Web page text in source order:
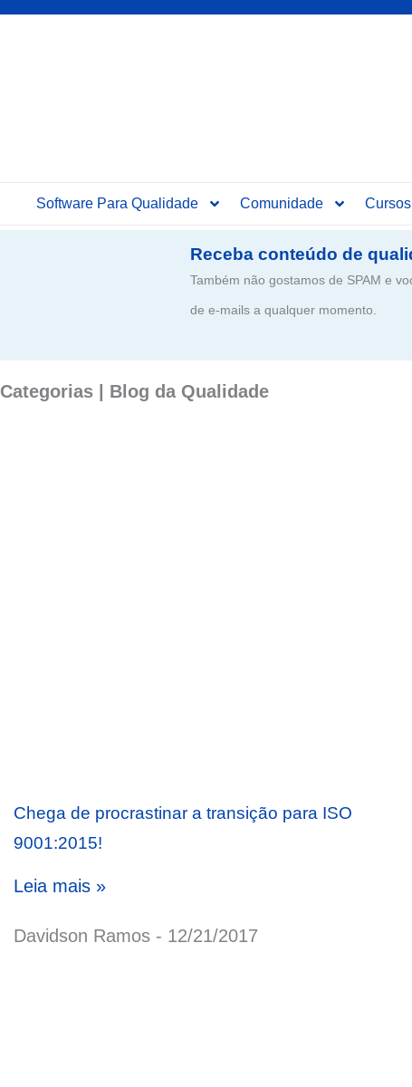
Software Para Qualidade Comunidade Cursos
Receba conteúdo de
Também não gostamos de SPAM e
de e-mails a qualquer momento.
Categorias | Blog da Qualidade
Chega de procrastinar a transição para ISO
9001:2015!
Leia mais »
Davidson Ramos 12/21/2017